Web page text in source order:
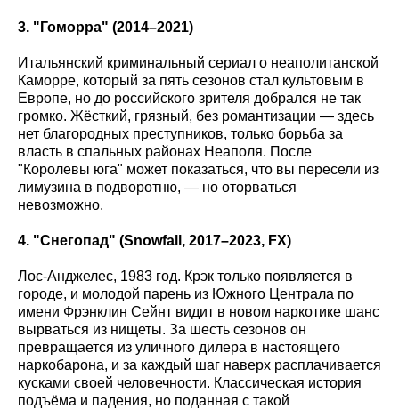
3. "Гоморра" (2014–2021)
Итальянский криминальный сериал о неаполитанской
Каморре, который за пять сезонов стал культовым в
Европе, но до российского зрителя добрался не так
громко. Жёсткий, грязный, без романтизации — здесь
нет благородных преступников, только борьба за
власть в спальных районах Неаполя. После
"Королевы юга" может показаться, что вы пересели из
лимузина в подворотню, — но оторваться
невозможно.
4. "Снегопад" (Snowfall , 2017–2023, FX)
Лос-Анджелес, 1983 год. Крэк только появляется в
городе, и молодой парень из Южного Централа по
имени Фрэнклин Сейнт видит в новом наркотике шанс
вырваться из нищеты. За шесть сезонов он
превращается из уличного дилера в настоящего
наркобарона, и за каждый шаг наверх расплачивается
кусками своей человечности. Классическая история
подъёма и падения, но поданная с такой